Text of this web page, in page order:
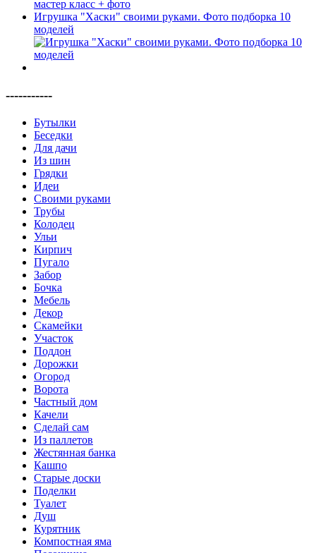
Игрушка "Хаски" своими руками. Фото подборка 10
моделей
-----------
Бутылки
Беседки
Для дачи
Из шин
Грядки
Идеи
Своими руками
Трубы
Колодец
Ульи
Кирпич
Пугало
Забор
Бочка
Мебель
Декор
Скамейки
Участок
Поддон
Дорожки
Огород
Ворота
Частный дом
Качели
Сделай сам
Из паллетов
Жестянная банка
Кашпо
Старые доски
Поделки
Туалет
Душ
Курятник
Компостная яма